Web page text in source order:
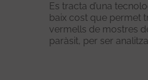
Es tracta d’una
baix cost que permet
vermells de mostres
paràsit, per ser